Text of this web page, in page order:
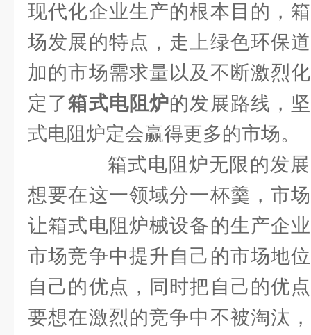
现代化企业生产的根本目的，
场发展的特点，走上绿色环保
加的市场需求量以及不断激烈
定了箱式电阻炉的发展路线，
式电阻炉定会赢得更多的市场。
箱式电阻炉无限的发展
想要在这一领域分一杯羹，市
让箱式电阻炉械设备的生产企
市场竞争中提升自己的市场地
自己的优点，同时把自己的优
要想在激烈的竞争中不被淘汰